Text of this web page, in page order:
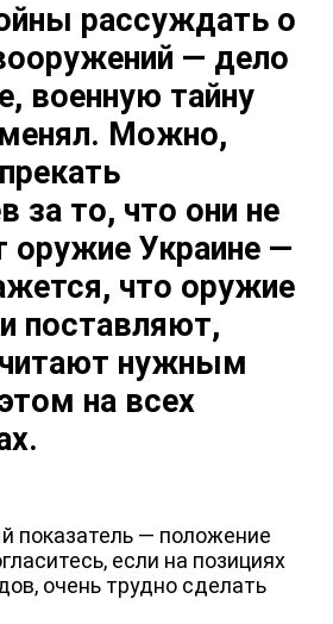
рассуждать о
— дело
военную тайну
Можно,
за то, что они не
оружие Украине —
что оружие
поставляют,
нужным
на всех
показатель — положение
если на позициях
очень трудно сделать